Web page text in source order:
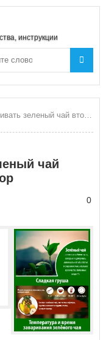
инструкции
чай второй раз: полный разбор
чай
0